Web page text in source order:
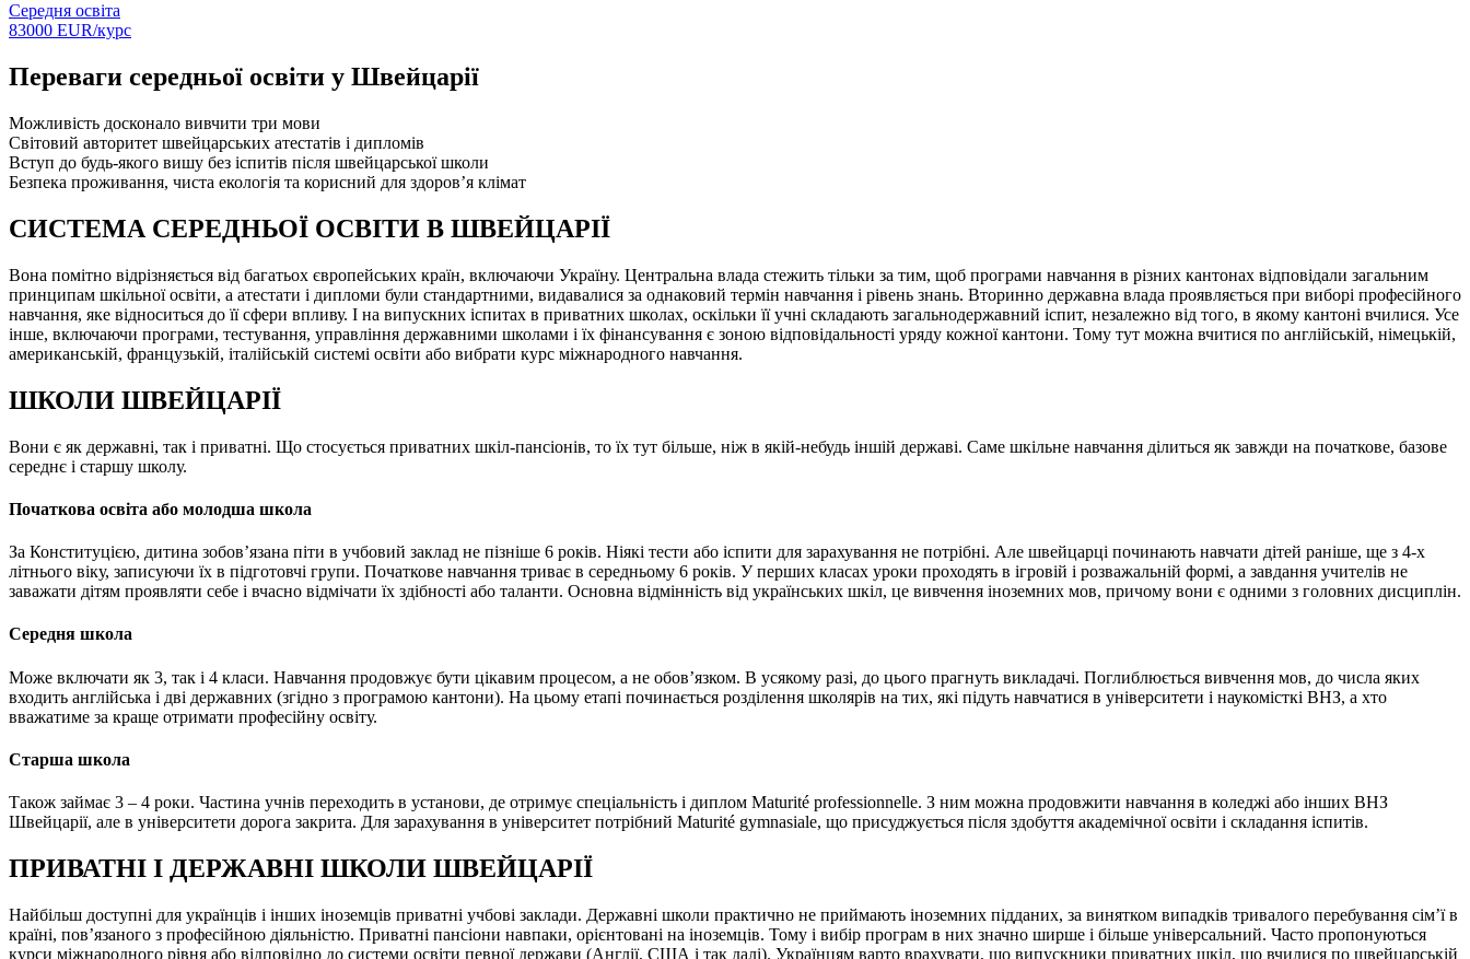
Середня освіта
83000 EUR/курс
Переваги середньої освіти у Швейцарії
Можливість досконало вивчити три мови
Світовий авторитет швейцарських атестатів і дипломів
Вступ до будь-якого вишу без іспитів після швейцарської школи
Безпека проживання, чиста екологія та корисний для здоров’я клімат
СИСТЕМА СЕРЕДНЬОЇ ОСВІТИ В ШВЕЙЦАРІЇ
Вона помітно відрізняється від багатьох європейських країн, включаючи Україну. Центральна влада стежить тільки за тим, щоб програми навчання в різних кантонах відповідали загальним
принципам шкільної освіти, а атестати і дипломи були стандартними, видавалися за однаковий термін навчання і рівень знань. Вторинно державна влада проявляється при виборі професійного
навчання, яке відноситься до її сфери впливу. І на випускних іспитах в приватних школах, оскільки її учні складають загальнодержавний іспит, незалежно від того, в якому кантоні вчилися. Усе
інше, включаючи програми, тестування, управління державними школами і їх фінансування є зоною відповідальності уряду кожної кантони. Тому тут можна вчитися по англійській, німецькій,
американській, французькій, італійській системі освіти або вибрати курс міжнародного навчання.
ШКОЛИ ШВЕЙЦАРІЇ
Вони є як державні, так і приватні. Що стосується приватних шкіл-пансіонів, то їх тут більше, ніж в якій-небудь іншій державі. Саме шкільне навчання ділиться як завжди на початкове, базове
середнє і старшу школу.
Початкова освіта або молодша школа
За Конституцією, дитина зобов’язана піти в учбовий заклад не пізніше 6 років. Ніякі тести або іспити для зарахування не потрібні. Але швейцарці починають навчати дітей раніше, ще з 4-х
літнього віку, записуючи їх в підготовчі групи. Початкове навчання триває в середньому 6 років. У перших класах уроки проходять в ігровій і розважальній формі, а завдання учителів не
заважати дітям проявляти себе і вчасно відмічати їх здібності або таланти. Основна відмінність від українських шкіл, це вивчення іноземних мов, причому вони є одними з головних дисциплін.
Середня школа
Може включати як 3, так і 4 класи. Навчання продовжує бути цікавим процесом, а не обов’язком. В усякому разі, до цього прагнуть викладачі. Поглиблюється вивчення мов, до числа яких
входить англійська і дві державних (згідно з програмою кантони). На цьому етапі починається розділення школярів на тих, які підуть навчатися в університети і наукомісткі ВНЗ, а хто
вважатиме за краще отримати професійну освіту.
Старша школа
Також займає 3 – 4 роки. Частина учнів переходить в установи, де отримує спеціальність і диплом Maturité professionnelle. З ним можна продовжити навчання в коледжі або інших ВНЗ
Швейцарії, але в університети дорога закрита. Для зарахування в університет потрібний Maturité gymnasiale, що присуджується після здобуття академічної освіти і складання іспитів.
ПРИВАТНІ І ДЕРЖАВНІ ШКОЛИ ШВЕЙЦАРІЇ
Найбільш доступні для українців і інших іноземців приватні учбові заклади. Державні школи практично не приймають іноземних підданих, за винятком випадків тривалого перебування сім’ї в
країні, пов’язаного з професійною діяльністю. Приватні пансіони навпаки, орієнтовані на іноземців. Тому і вибір програм в них значно ширше і більше універсальний. Часто пропонуються
курси міжнародного рівня або відповідно до системи освіти певної держави (Англії, США і так далі). Українцям варто врахувати, що випускники приватних шкіл, що вчилися по швейцарській